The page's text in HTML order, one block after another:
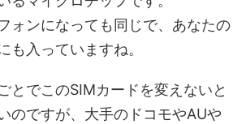
ォンになっても同じで、あなたの
も入っていますね。
とでこのSIMカードを変えないと
のですが、大手のドコモやAUや